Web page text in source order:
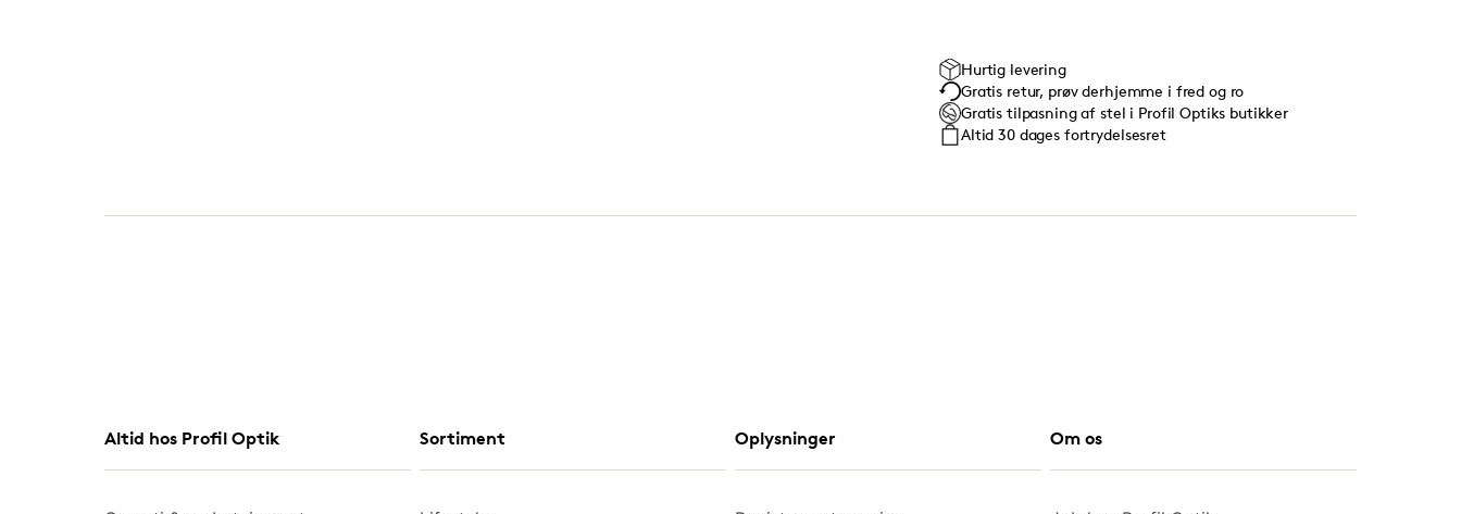
Hurtig levering
Gratis retur, prøv derhjemme i fred og ro
Gratis tilpasning af stel i Profil Optiks butikker
Altid 30 dages fortrydelsesret
Altid hos Profil Optik Sortiment Oplysninger Om os